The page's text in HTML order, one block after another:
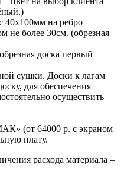
40х100мм на ребро
не более 30см. (обрезная
доска первый
сушки. Доски к лагам
для обеспечения
осуществить
(от 64000 р. с экраном
плату.
расхода материала –